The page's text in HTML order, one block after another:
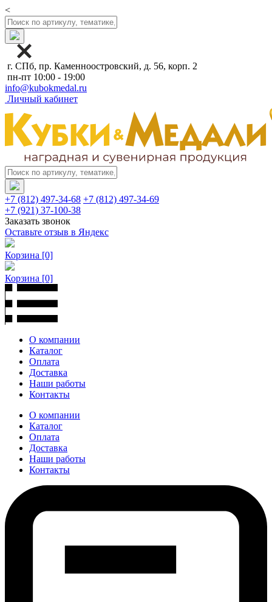
<
г. СПб, пр. Каменноостровский, д. 56, корп. 2
пн-пт 10:00 - 19:00
info@kubokmedal.ru
Личный кабинет
+7 (812) 497-34-68 +7 (812) 497-34-69
+7 (921) 37-100-38
Заказать звонок
Оставьте отзыв в Яндекс
Корзина [0]
Корзина [0]
О компании
Каталог
Оплата
Доставка
Наши работы
Контакты
О компании
Каталог
Оплата
Доставка
Наши работы
Контакты